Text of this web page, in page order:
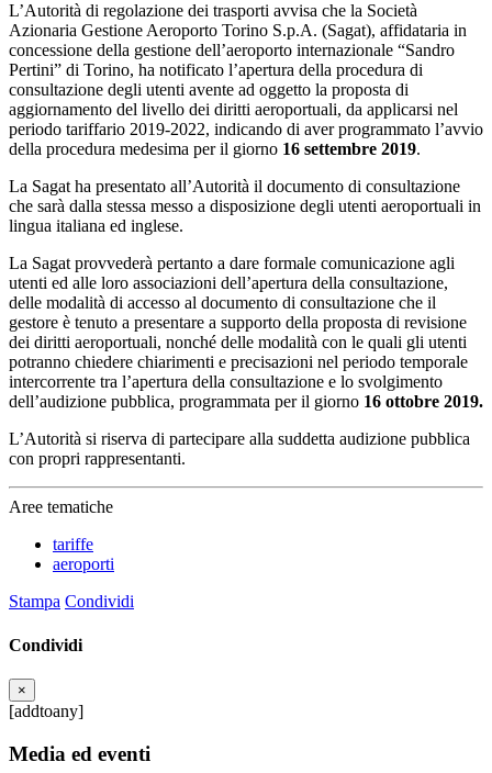
L’Autorità di regolazione dei trasporti avvisa che la Società
Azionaria Gestione Aeroporto Torino S.p.A. (Sagat), affidataria in
concessione della gestione dell’aeroporto internazionale “Sandro
Pertini” di Torino, ha notificato l’apertura della procedura di
consultazione degli utenti avente ad oggetto la proposta di
aggiornamento del livello dei diritti aeroportuali, da applicarsi nel
periodo tariffario 2019-2022, indicando di aver programmato l’avvio
della procedura medesima per il giorno 16 settembre 2019.
La Sagat ha presentato all’Autorità il documento di consultazione
che sarà dalla stessa messo a disposizione degli utenti aeroportuali in
lingua italiana ed inglese.
La Sagat provvederà pertanto a dare formale comunicazione agli
utenti ed alle loro associazioni dell’apertura della consultazione,
delle modalità di accesso al documento di consultazione che il
gestore è tenuto a presentare a supporto della proposta di revisione
dei diritti aeroportuali, nonché delle modalità con le quali gli utenti
potranno chiedere chiarimenti e precisazioni nel periodo temporale
intercorrente tra l’apertura della consultazione e lo svolgimento
dell’audizione pubblica, programmata per il giorno 16 ottobre 2019.
L’Autorità si riserva di partecipare alla suddetta audizione pubblica
con propri rappresentanti.
Aree tematiche
tariffe
aeroporti
Stampa Condividi
Condividi
×
[addtoany]
Media ed eventi